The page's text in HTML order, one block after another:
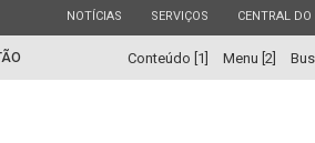
ESTADO
NOTÍCIAS ESTADO
SERVIÇOS ESTADO
CENTRAL
Conteúdo [1] Menu [2]